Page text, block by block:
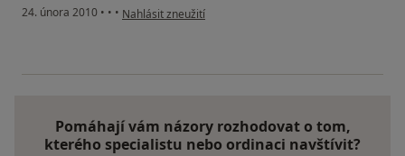
24. února 2010 • • • podle názoru uživatele Pacient
Nahlásit zneužití
Pomáhají vám názory rozhodovat o tom,
kterého specialistu nebo ordinaci navštívit?